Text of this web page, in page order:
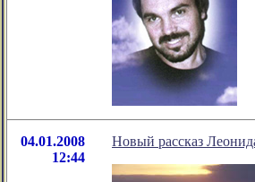
04.01.2008
12:44
Новый рассказ